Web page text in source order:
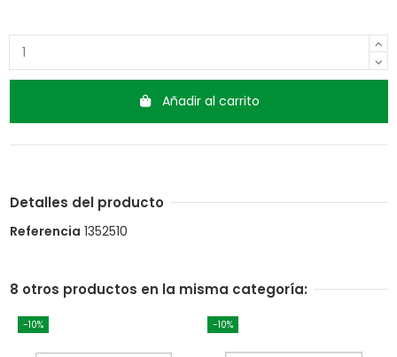
Añadir al carrito
Detalles del producto
Referencia 1352510
8 otros productos en la misma categoría:
-10% -10%